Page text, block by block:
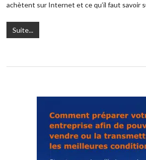
achètent sur Internet et ce qu’il faut savoir
Suite...